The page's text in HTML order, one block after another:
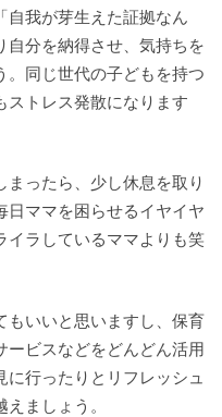
自我が芽生えた証拠なん
自分を納得させ、気持ちを
。同じ世代の子どもを持つ
ストレス発散になります
ったら、少し休息を取り
日ママを困らせるイヤイヤ
イラしているママよりも笑
もいいと思いますし、保育
ービスなどをどんどん活用
行ったりとリフレッシュ
ましょう。